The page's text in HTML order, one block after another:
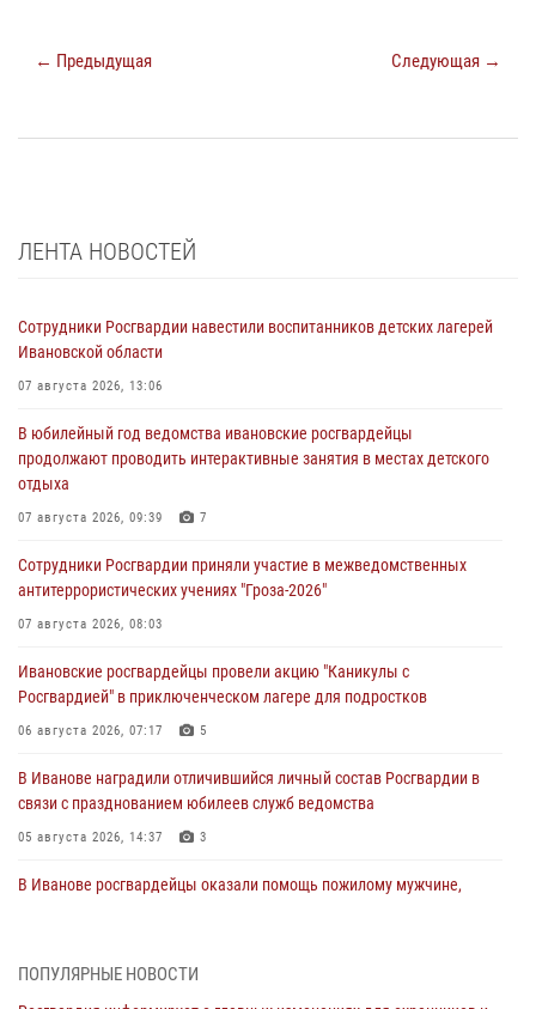
← Предыдущая Следующая →
ЛЕНТА НОВОСТЕЙ
Сотрудники Росгвардии навестили воспитанников детских лагерей
Ивановской области
07 августа 2026, 13:06
В юбилейный год ведомства ивановские росгвардейцы
продолжают проводить интерактивные занятия в местах детского
отдыха
07 августа 2026, 09:39 7
Сотрудники Росгвардии приняли участие в межведомственных
антитеррористических учениях "Гроза-2026"
07 августа 2026, 08:03
Ивановские росгвардейцы провели акцию "Каникулы с
Росгвардией" в приключенческом лагере для подростков
06 августа 2026, 07:17 5
В Иванове наградили отличившийся личный состав Росгвардии в
связи с празднованием юбилеев служб ведомства
05 августа 2026, 14:37 3
В Иванове росгвардейцы оказали помощь пожилому мужчине,
ПОПУЛЯРНЫЕ НОВОСТИ